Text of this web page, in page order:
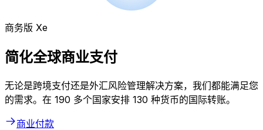
商务版 Xe
简化全球商业支付
无论是跨境支付还是外汇风险管理解决方案，我们都能满足您
的需求。在 190 多个国家安排 130 种货币的国际转账。
商业付款